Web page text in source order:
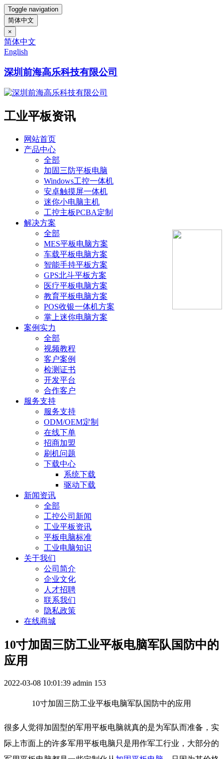
Toggle navigation
简体中文
×
简体中文
English
深圳前海高乐科技有限公司
工业平板资讯
网站首页
产品中心
全部
加固三防平板电脑
Windows工控一体机
安卓触摸屏一体机
迷你小电脑主机
工控主板PCBA定制
解决方案
全部
MES平板电脑方案
车载平板电脑方案
智能手持平板方案
GPS北斗平板方案
医疗平板电脑方案
教育平板电脑方案
POS收银一体机方案
掌上迷你电脑方案
案例实力
全部
视频教程
客户案例
检测证书
开发平台
合作客户
服务支持
服务支持
ODM/OEM定制
在线下单
招商加盟
刷机问题
下载中心
系统下载
驱动下载
新闻资讯
全部
工控公司新闻
工业平板资讯
平板电脑标准
工业电脑知识
关于我们
公司简介
企业文化
人才招聘
联系我们
隐私政策
在线商城
10寸加固三防工业平板电脑军队国防中的
应用
2022-03-08 10:01:39 admin 153
10寸加固三防工业平板电脑军队国防中的应用
很多人觉得加固型的军用平板电脑就真的是为军队而准备，实
际上市面上的许多军用平板电脑只是用作军工行业，大部分的